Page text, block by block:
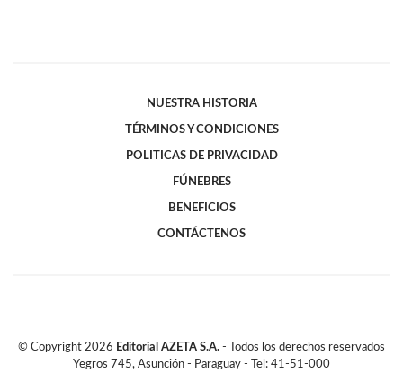
NUESTRA HISTORIA
TÉRMINOS Y CONDICIONES
POLITICAS DE PRIVACIDAD
FÚNEBRES
BENEFICIOS
CONTÁCTENOS
© Copyright 2026 Editorial AZETA S.A. - Todos los derechos reservados
Yegros 745, Asunción - Paraguay - Tel: 41-51-000